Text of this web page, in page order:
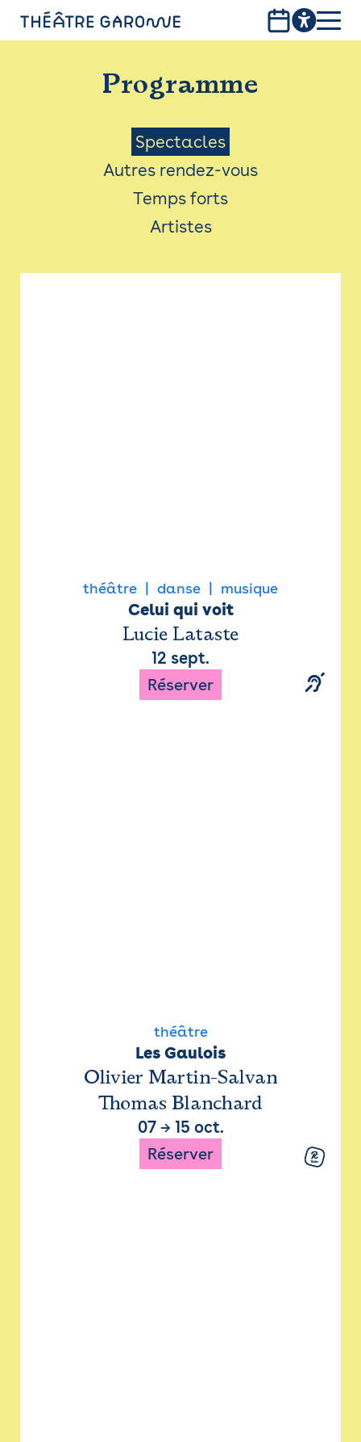
PROGRAMME
INFOS PRATIQUES
AVEC LES PUBLICS
ACCESSIBILITÉ
LES PRODUCTIONS
Programme
Menu
Saison
Spectacles
Autres rendez-vous
Temps forts
Artistes
théâtre danse musique
Celui qui voit
Lucie Lataste
12 sept.
Réserver
théâtre
Les Gaulois
Olivier Martin-Salvan
Thomas Blanchard
07→ 15 oct.
Réserver